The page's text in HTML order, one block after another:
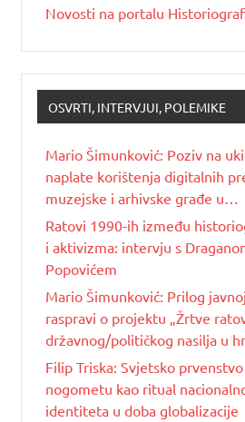
Novosti na portalu
OSVRTI, INTERVJUI, POLEMIKE
Mario Šimunković: Poziv na
naplate korištenja digitalnih
muzejske i arhivske građe u
nekomercijalne svrhe
Ratovi 1990-ih između
i aktivizma: intervju s
Popovićem
Mario Šimunković: Prilog javnoj
raspravi o projektu „Žrtve
državnog/političkog nasilja u
povijesti 20. stoljeća“
Filip Triska: Svjetsko
nogometu kao ritual
identiteta u doba globalizacije